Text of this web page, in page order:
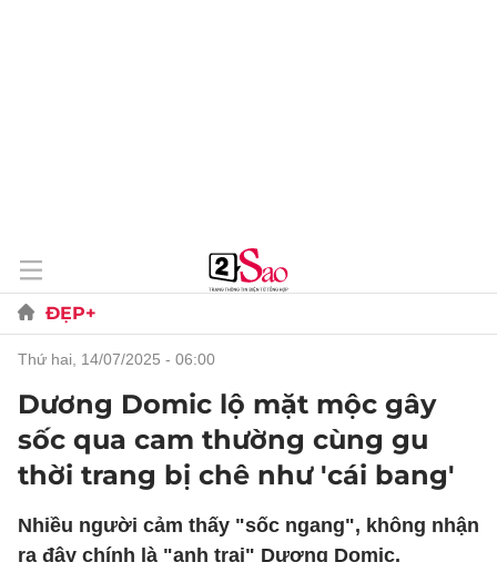
ĐẸP+
thứ hai, 14/07/2025 - 06:00
Dương Domic lộ mặt mộc gây
sốc qua cam thường cùng gu
thời trang bị chê như 'cái bang'
Nhiều người cảm thấy "sốc ngang", không nhận
ra đây chính là "anh trai" Dương Domic.